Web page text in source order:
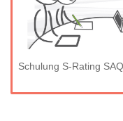
Schulung S-Rating SAQ